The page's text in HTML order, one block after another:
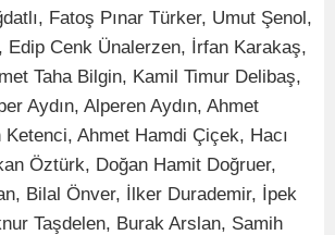
Fatoş Pınar Türker, Umut Şenol,
Edip Cenk Ünalerzen, İrfan Karakaş,
Taha Bilgin, Kamil Timur Delibaş,
Aydın, Alperen Aydın, Ahmet
Ahmet Hamdi Çiçek, Hacı
Öztürk, Doğan Hamit Doğruer,
Bilal Önver, İlker Durademir, İpek
Taşdelen, Burak Arslan, Samih